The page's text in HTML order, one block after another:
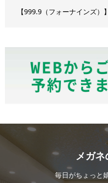
【999.9（フォーナインズ）
メガ
毎日がちょっと